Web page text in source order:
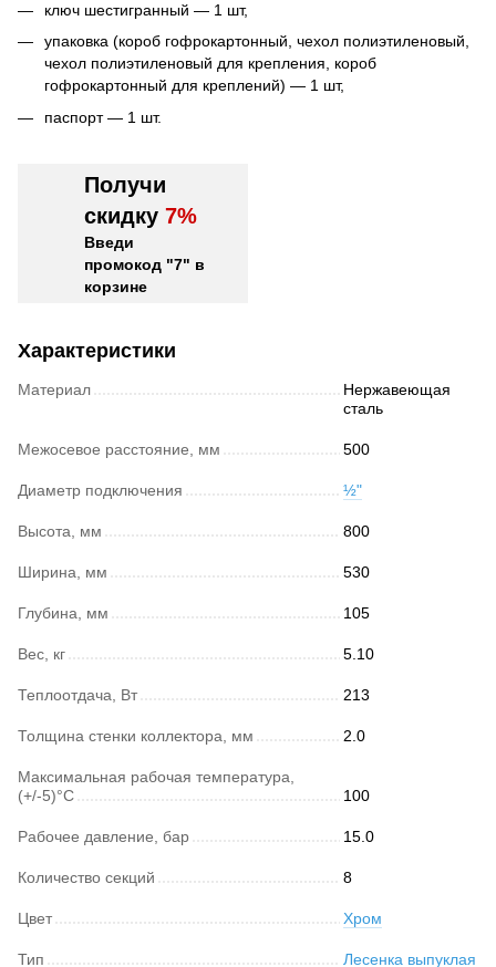
ключ шестигранный — 1 шт,
упаковка (короб гофрокартонный, чехол полиэтиленовый,
чехол полиэтиленовый для крепления, короб
гофрокартонный для креплений) — 1 шт,
паспорт — 1 шт.
Получи
скидку 7%
Введи
промокод "7" в
корзине
Характеристики
Материал
Нержавеющая
сталь
Межосевое расстояние, мм 500
Диаметр подключения ½"
Высота, мм 800
Ширина, мм 530
Глубина, мм 105
Вес, кг 5.10
Теплоотдача, Вт 213
Толщина стенки коллектора, мм 2.0
Максимальная рабочая температура,
(+/-5)°C
100
Рабочее давление, бар 15.0
Количество секций 8
Цвет Хром
Тип Лесенка выпуклая